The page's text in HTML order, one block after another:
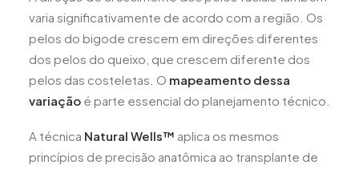
varia significativamente de acordo com a região. Os
pelos do bigode crescem em direções diferentes
dos pelos do queixo, que crescem diferente dos
pelos das costeletas. O mapeamento dessa
variação é parte essencial do planejamento técnico.
A técnica Natural Wells™ aplica os mesmos
princípios de precisão anatômica ao transplante de